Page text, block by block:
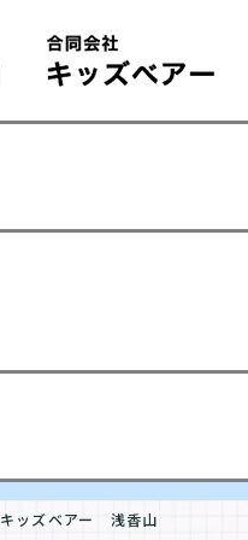
キッズベアー 浅香山